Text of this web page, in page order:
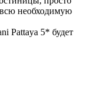
необходимую
Pattaya 5* будет